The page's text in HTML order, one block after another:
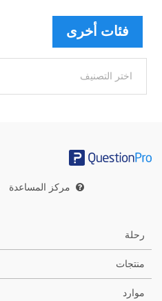
فئات أخرى
أخرى
مركز المساعدة
رحلة
منتجات
موارد